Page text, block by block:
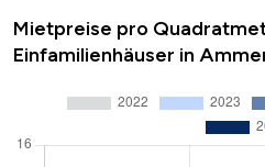
Mietpreise pro
Einfamilienhäuser in